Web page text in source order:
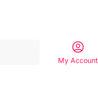
My Account